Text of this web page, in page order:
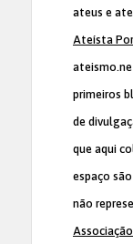
ateus e
Ateísta
primeiros
de
que aqui
espaço
não